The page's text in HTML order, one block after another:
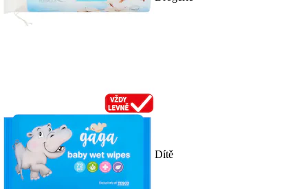
Dítě